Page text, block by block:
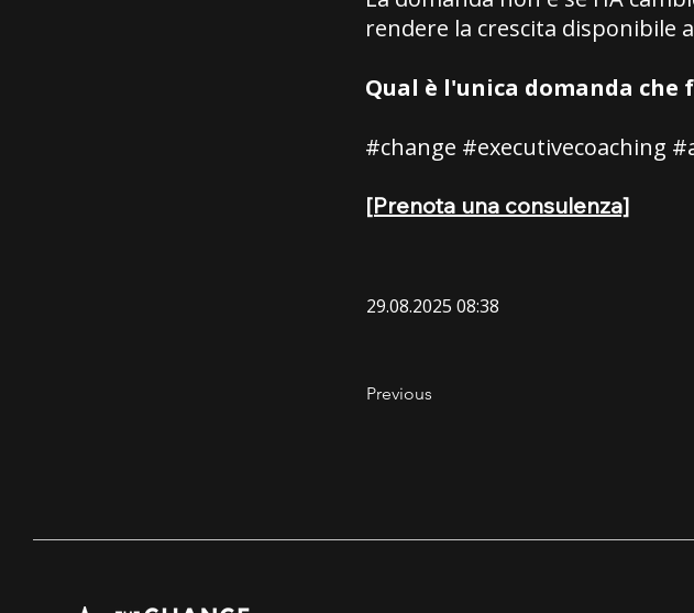
rendere la crescita disponibile
Qual è l'unica domanda che
#change #executivecoaching
[Prenota una consulenza]
29.08.2025 08:38
Previous